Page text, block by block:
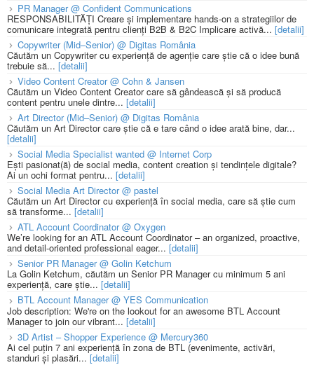
PR Manager @ Confident Communications
RESPONSABILITĂȚI Creare și implementare hands-on a strategiilor de
comunicare integrată pentru clienți B2B & B2C Implicare activă... [detalii]
Copywriter (Mid–Senior) @ Digitas România
Căutăm un Copywriter cu experiență de agenție care știe că o idee bună
trebuie să... [detalii]
Video Content Creator @ Cohn & Jansen
Căutăm un Video Content Creator care să gândească și să producă
content pentru unele dintre... [detalii]
Art Director (Mid–Senior) @ Digitas România
Căutăm un Art Director care știe că e tare când o idee arată bine, dar...
[detalii]
Social Media Specialist wanted @ Internet Corp
Ești pasionat(ă) de social media, content creation și tendințele digitale?
Ai un ochi format pentru... [detalii]
Social Media Art Director @ pastel
Căutăm un Art Director cu experiență în social media, care să știe cum
să transforme... [detalii]
ATL Account Coordinator @ Oxygen
We’re looking for an ATL Account Coordinator – an organized, proactive,
and detail-oriented professional eager... [detalii]
Senior PR Manager @ Golin Ketchum
La Golin Ketchum, căutăm un Senior PR Manager cu minimum 5 ani
experiență, care știe... [detalii]
BTL Account Manager @ YES Communication
Job description: We're on the lookout for an awesome BTL Account
Manager to join our vibrant... [detalii]
3D Artist – Shopper Experience @ Mercury360
Ai cel puțin 7 ani experiență în zona de BTL (evenimente, activări,
standuri și plasări...[detalii]